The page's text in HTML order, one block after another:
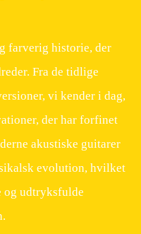
farverig historie, der
Fra de tidlige
vi kender i dag,
der har forfinet
akustiske guitarer
evolution, hvilket
og udtryksfulde